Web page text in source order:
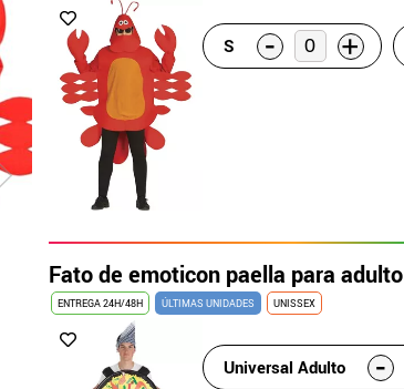
S - +
Fato de emoticon paella para adulto
ENTREGA 24H/48H ÚLTIMAS UNIDADES UNISSEX
Universal Adulto -